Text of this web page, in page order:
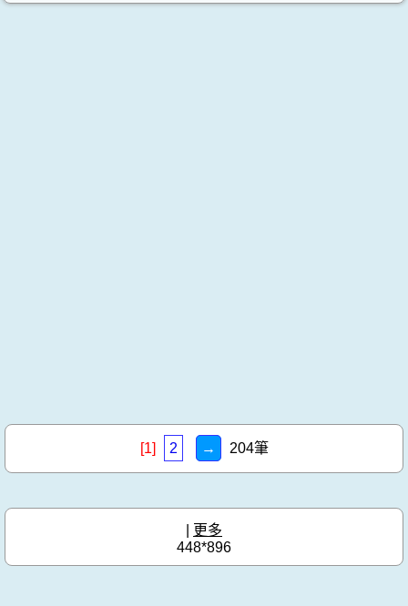
[1] 2 → 204筆
更多
448*896